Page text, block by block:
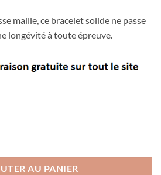
maille, ce bracelet solide ne passe
longévité à toute épreuve.
AU PANIER